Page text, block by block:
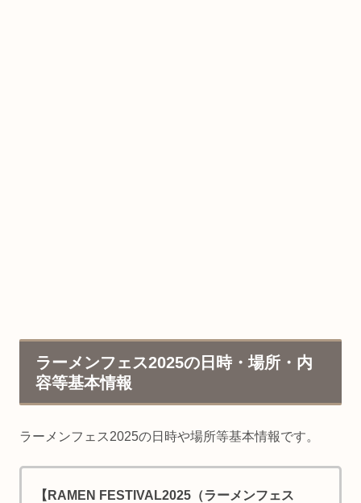
ラーメンフェス2025の日時・場所・内
容等基本情報
ラーメンフェス2025の日時や場所等基本情報です。
【 RAMEN FESTIVAL2025（ラーメンフェス